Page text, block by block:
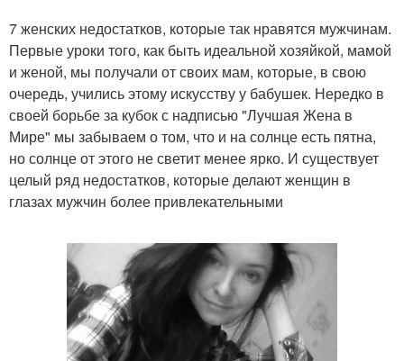
7 женских недостатков, которые так нравятся мужчинам.
Первые уроки того, как быть идеальной хозяйкой, мамой
и женой, мы получали от своих мам, которые, в свою
очередь, учились этому искусству у бабушек. Нередко в
своей борьбе за кубок с надписью "Лучшая Жена в
Мире" мы забываем о том, что и на солнце есть пятна,
но солнце от этого не светит менее ярко. И существует
целый ряд недостатков, которые делают женщин в
глазах мужчин более привлекательными